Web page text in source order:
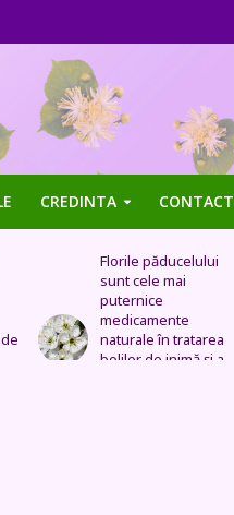
CREDINTA CONTACT
Florile păducelului
sunt cele mai
puternice
medicamente
naturale în tratarea
bolilor de inimă şi a